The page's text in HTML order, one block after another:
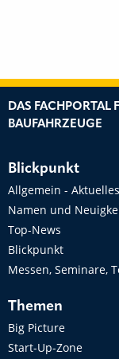
DAS FACHPORTAL
BAUFAHRZEUGE
Blickpunkt
Allgemein - Aktuelles
Namen und
Top-News
Blickpunkt
Messen, Seminare,
Themen
Big Picture
Start-Up-Zone